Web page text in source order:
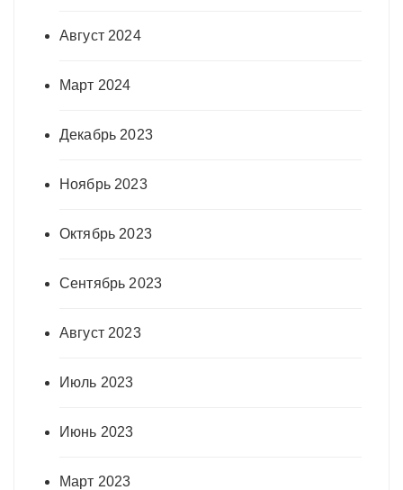
Август 2024
Март 2024
Декабрь 2023
Ноябрь 2023
Октябрь 2023
Сентябрь 2023
Август 2023
Июль 2023
Июнь 2023
Март 2023